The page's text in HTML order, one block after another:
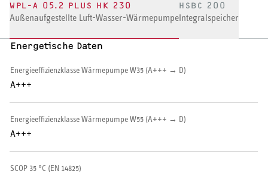
HEIZEN UND KÜHLEN
Wärmepumpe
Puffer- und Trinkwarmwasserspeicher
Elektroheizung
WPL-A 05.2 PLUS HK 230
Außenaufgestellte Luft-Wasser-Wärmepumpe
HSBC 200
Integralspeicher
Energetische Daten
Energieeffizienzklasse Wärmepumpe W35 (A+++ → D)
A+++
Energieeffizienzklasse Wärmepumpe W55 (A+++ → D)
A+++
SCOP 35 °C (EN 14825)